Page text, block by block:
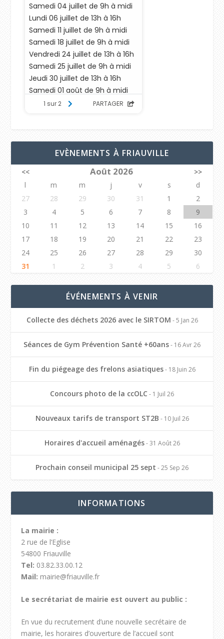
EVÈNEMENTS À FRIAUVILLE
<< Août 2026
>>
l
m m j v s
d
27
28 29 30 31 1
2
3
4 5 6 7 8
9
10
11 12 13 14 15
16
17
18 19 20 21 22
23
24
25 26 27 28 29
30
31
1 2 3 4 5 6
ÉVÉNEMENTS À VENIR
Collecte des déchets 2026 avec le SIRTOM - 5 Jan 26
Séances de Gym Prévention Santé +60ans- 16 Avr 26
Fin du piégeage des frelons asiatiques- 18 Juin 26
Concours photo de la ccOLC - 1 Juil 26
Nouveaux tarifs de transport ST2B - 10 Juil 26
Horaires d'accueil aménagés- 31 Août 26
Prochain conseil municipal 25 sept - 25 Sep 26
INFORMATIONS
La mairie :
2 rue de l’Eglise
54800 Friauville
Tel: 03.82.33.00.12
Mail: mairie@friauville.fr
Le secrétariat de mairie est ouvert au public :
En vue du recrutement d’une nouvelle secrétaire de
mairie, les horaires d’ouverture de l’accueil sont